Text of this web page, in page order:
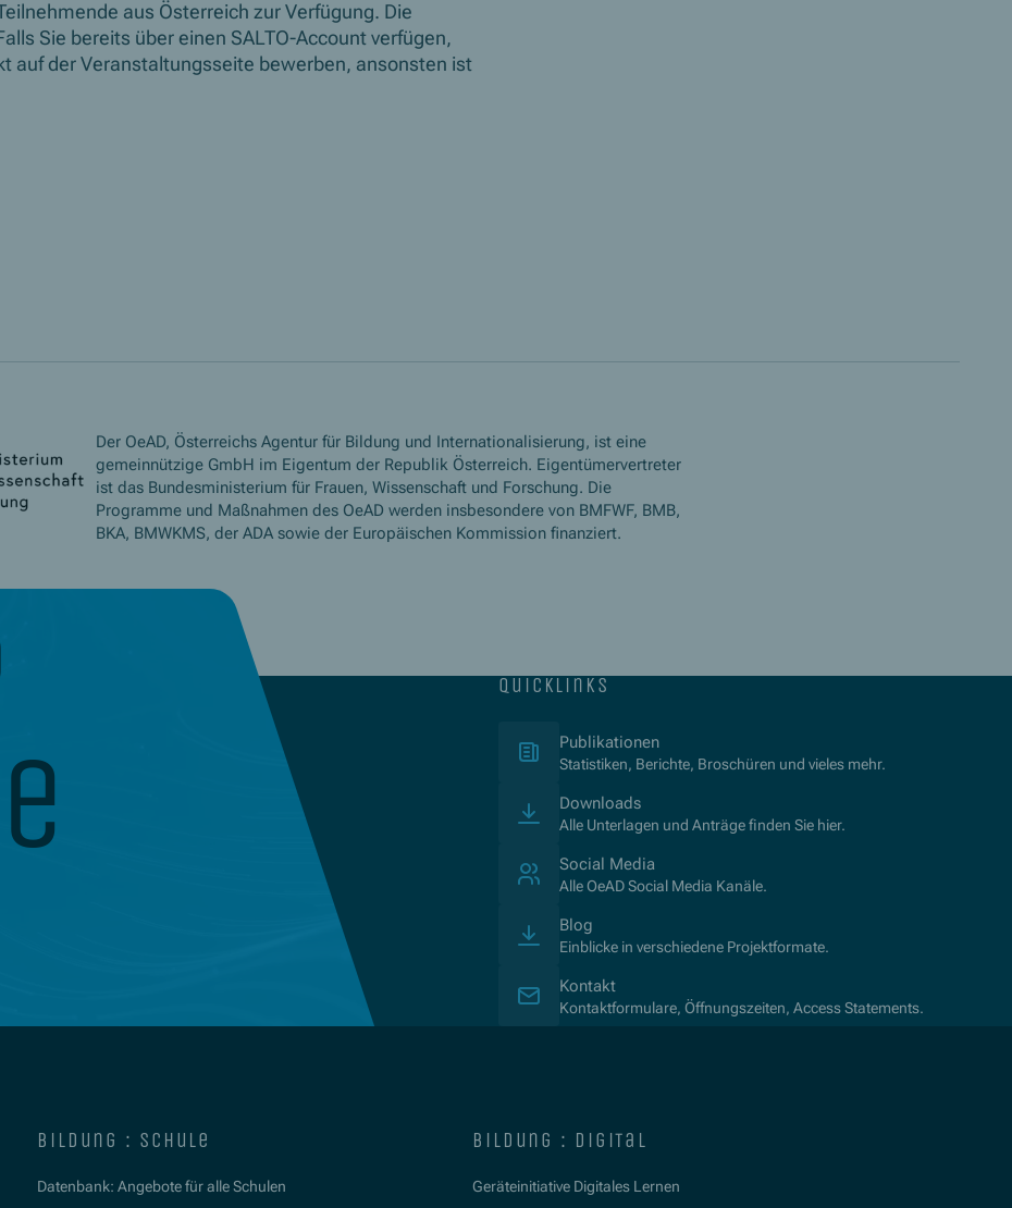
aus Österreich zur Verfügung. Die
Sie bereits über einen SALTO-Account verfügen,
auf der Veranstaltungsseite bewerben, ansonsten ist
Der OeAD, Österreichs Agentur für Bildung und Internationalisierung, ist eine
gemeinnützige GmbH im Eigentum der Republik Österreich. Eigentümervertreter
ist das Bundesministerium für Frauen, Wissenschaft und Forschung. Die
Programme und Maßnahmen des OeAD werden insbesondere von BMFWF, BMB,
BKA, BMWKMS, der ADA sowie der Europäischen Kommission finanziert.
quicklinks
Publikationen(Öffnet in neuem Fenster)
Statistiken, Berichte, Broschüren und vieles mehr.
Downloads
Alle Unterlagen und Anträge finden Sie hier.
Social Media
Alle OeAD Social Media Kanäle.
Blog
Einblicke in verschiedene Projektformate.
Kontakt
Kontaktformulare, Öffnungszeiten, Access Statements.
bildung : schule
Datenbank: Angebote für alle Schulen
bildung : digital
Geräteinitiative Digitales Lernen